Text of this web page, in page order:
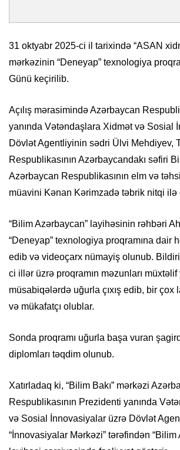
31 oktyabr 2025-ci il tarixində “ASAN
mərkəzinin “Deneyap” texnologiya
Günü keçirilib.
Açılış mərasimində Azərbaycan
yanında Vətəndaşlara Xidmət və Sosial
Dövlət Agentliyinin sədri Ülvi Mehdiyev,
Respublikasının Azərbaycandakı səfiri
Azərbaycan Respublikasının elm və
müavini Kənan Kərimzadə təbrik nitqi ilə
“Bilim Azərbaycan” layihəsinin rəhbəri
“Deneyap” texnologiya proqramına dair
edib və videoçarx nümayiş olunub.
ci illər üzrə proqramın məzunları müxtəlif
müsabiqələrdə uğurla çıxış edib, bir çox
və mükafatçı olublar.
Sonda proqramı uğurla başa vuran
diplomları təqdim olunub.
Xatırladaq ki, “Bilim Bakı” mərkəzi
Respublikasının Prezidenti yanında
və Sosial İnnovasiyalar üzrə Dövlət
“İnnovasiyalar Mərkəzi” tərəfindən “Bilim